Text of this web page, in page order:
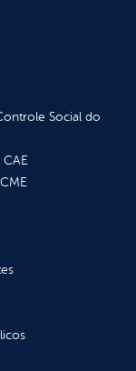
Social do